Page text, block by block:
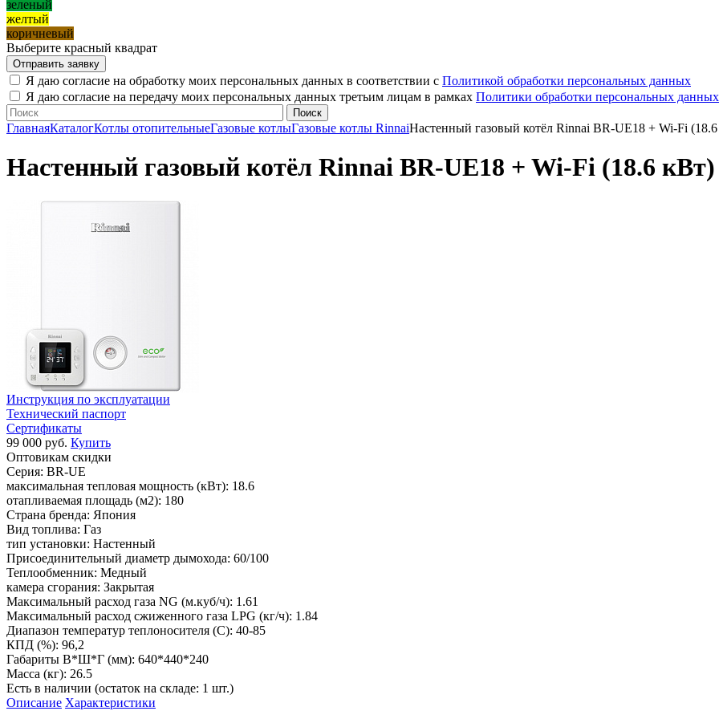
зеленый
желтый
коричневый
Выберите красный квадрат
Я даю согласие на обработку моих персональных данных в соответствии с Политикой обработки персональных данных
Я даю согласие на передачу моих персональных данных третьим лицам в рамках Политики обработки персональных данных
ГлавнаяКаталогКотлы отопительныеГазовые котлыГазовые котлы RinnaiНастенный газовый котёл Rinnai BR-UE18 + Wi-Fi
Настенный газовый котёл Rinnai BR-UE18 + Wi-Fi (18.6 кВт)
Инструкция по эксплуатации
Технический паспорт
Сертификаты
99 000 руб. Купить
Оптовикам скидки
Серия: BR-UE
максимальная тепловая мощность (кВт): 18.6
отапливаемая площадь (м2): 180
Страна бренда: Япония
Вид топлива: Газ
тип установки: Настенный
Присоединительный диаметр дымохода: 60/100
Теплообменник: Медный
камера сгорания: Закрытая
Максимальный расход газа NG (м.куб/ч): 1.61
Максимальный расход сжиженного газа LPG (кг/ч): 1.84
Диапазон температур теплоносителя (С): 40-85
КПД (%): 96,2
Габариты В*Ш*Г (мм): 640*440*240
Масса (кг): 26.5
Есть в наличии (остаток на складе: 1 шт.)
Описание Характеристики